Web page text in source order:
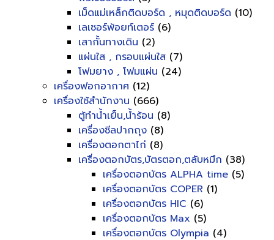
เม็ดแม่เหล็กติดบอร์ด , หมุดติดบอร์ด (10)
เลเซอร์พ้อยท์เตอร์ (6)
เสากั้นทางเดิน (2)
แผ่นใส , กรอบแผ่นใส (7)
โฟมยาง , โฟมแผ่น (24)
เครื่องฟอกอากาศ (12)
เครื่องใช้สำนักงาน (666)
ตู้ทำน้ำเย็น,น้ำร้อน (8)
เครื่องซีลปากถุง (8)
เครื่องตอกตาไก่ (8)
เครื่องตอกบัตร,บัตรตอก,ตลับหมึก (38)
เครื่องตอกบัตร ALPHA time (5)
เครื่องตอกบัตร COPER (1)
เครื่องตอกบัตร HIC (6)
เครื่องตอกบัตร Max (5)
เครื่องตอกบัตร Olympia (4)